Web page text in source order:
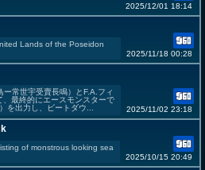
2025/12/01 18:14
Lands of the Poseidon
2025/11/18 00:28
常世宇受賣長鳴）とF.A.フィ
最終的にエースモンスターで
を出力し、ビートダウ...
2025/11/02 23:18
of monstrous looking sea
2025/10/15 20:49